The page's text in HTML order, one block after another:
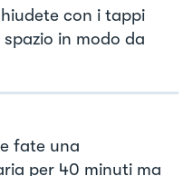
con i tappi
in modo da
fate una
per 40 minuti ma